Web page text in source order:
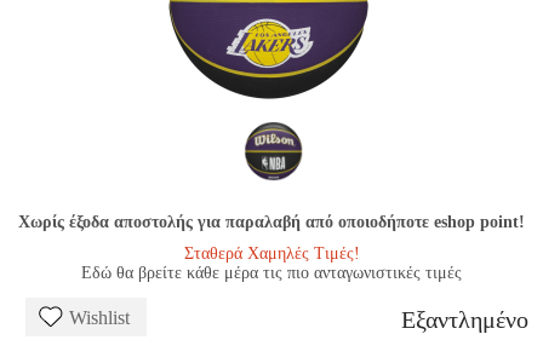
Χωρίς έξοδα αποστολής για παραλαβή από οποιοδήποτε eshop point!
Σταθερά Χαμηλές Τιμές!
Εδώ θα βρείτε κάθε μέρα τις πιο ανταγωνιστικές τιμές
Wishlist Εξαντλημένο